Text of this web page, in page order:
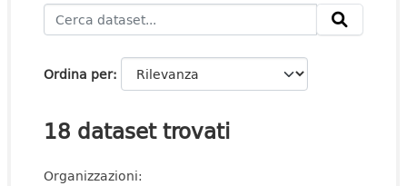
Ordina per
18 dataset trovati
Organizzazioni: